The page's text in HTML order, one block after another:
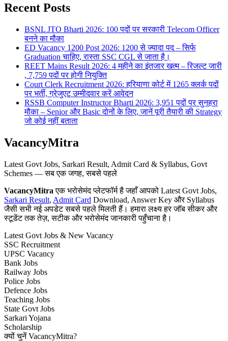
Recent Posts
BSNL JTO Bharti 2026: 100 पदों पर सरकारी Telecom Officer
बनने का मौका
ED Vacancy 1200 Post 2026: 1200 से ज्यादा पद – सिर्फ
Graduation चाहिए, रास्ता SSC CGL से जाता है।
REET Mains Result 2026: 4 महीने का इंतजार खत्म – रिजल्ट जारी
, 7,759 पदों पर होगी नियुक्ति
Court Clerk Recruitment 2026: हरियाणा कोर्ट में 1265 क्लर्क पदों
पर भर्ती, ग्रेजुएट उम्मीदवार करें आवेदन
RSSB Computer Instructor Bharti 2026: 3,951 पदों पर सुनहरा
मौका – Senior और Basic दोनों के लिए, जानें पूरी तैयारी की Strategy
जो कोई नहीं बताता
VacancyMitra
Latest Govt Jobs, Sarkari Result, Admit Card & Syllabus, Govt
Schemes — सब एक जगह, सबसे पहले
VacancyMitra एक भरोसेमंद प्लेटफॉर्म है जहाँ आपको Latest Govt Jobs,
Sarkari Result, Admit Card Download, Answer Key और Syllabus
जैसी सभी नई अपडेट सबसे पहले मिलती हैं। हमारा लक्ष्य हर जॉब सीकर और
स्टूडेंट तक तेज़, सटीक और भरोसेमंद जानकारी पहुँचाना है।
Latest Govt Jobs & New Vacancy
SSC Recruitment
UPSC Vacancy
Bank Jobs
Railway Jobs
Police Jobs
Defence Jobs
Teaching Jobs
State Govt Jobs
Sarkari Yojana
Scholarship
क्यों चुनें VacancyMitra?